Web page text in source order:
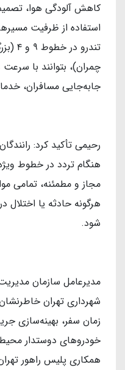
کاهش آلودگی هوا،
استفاده از ظرفیت
چمران)، بتوانند با
جابه‌جایی مسافران،
رحیمی تأکید کرد:
هنگام تردد در خطوط
مجاز و مطمئنه، تمامی
هرگونه حادثه یا اختلال
شود.
مدیرعامل سازمان
شهرداری تهران
زمان سفر، بهینه‌سازی
خودروهای دوستدار
همکاری پلیس راهور